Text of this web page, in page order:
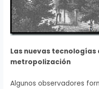
Las nuevas
metropolización
Algunos observadores